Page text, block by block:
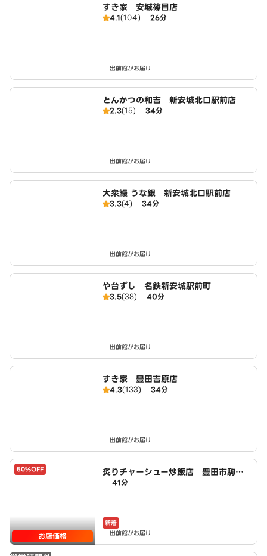
すき家 安城篠目店
4.1(104) 26分
出前館がお届け
とんかつの和吉 新安城北口駅前店
2.3(15) 34分
出前館がお届け
大衆鰻 うな銀 新安城北口駅前店
3.3(4) 34分
出前館がお届け
や台ずし 名鉄新安城駅前町
3.5(38) 40分
出前館がお届け
すき家 豊田吉原店
4.3(133) 34分
出前館がお届け
50%OFF
お店価格
炙りチャーシュー炒飯店 豊田市駒新
町店 powered by LAWSON
41分
新着
出前館がお届け